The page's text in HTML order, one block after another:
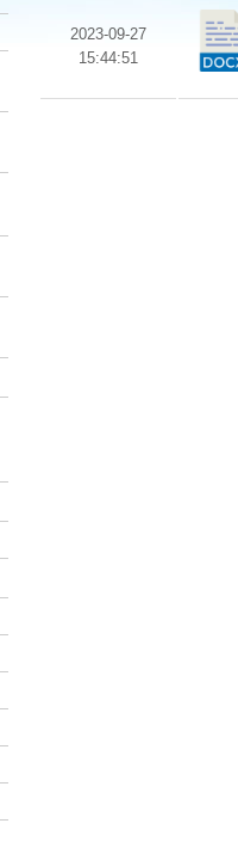
2023-09-27
15:44:51